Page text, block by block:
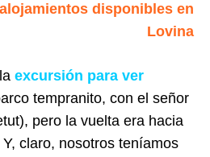
disponibles en
Lovina
excursión para ver
tempranito, con el señor
pero la vuelta era hacia
claro, nosotros teníamos